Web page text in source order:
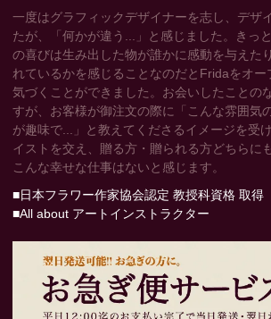
一度はグラフィックデザイナーを志し、デザ
たが、「何かが違う...」と感じました。きっ
の喜びは生み出した物が誰かに感動を与えた
れているかを感じることなのだとFridaをオー
気づくことができました。お会いしたことの
すが、お客様が御注文の際に「こんな雰囲気
が趣味で...」と教えてくださるイメージを受
イストを交え、贈る方・贈られる方どちらに
こんな幸せな仕事はないと感じます。
■日本フラワー作家協会認定 教授科資格 取得
■All about アートインストラクター